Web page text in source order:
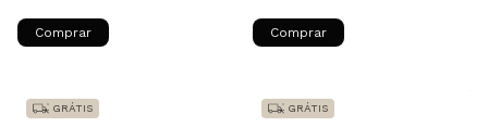
Comprar Comprar
GRÁTIS GRÁTIS